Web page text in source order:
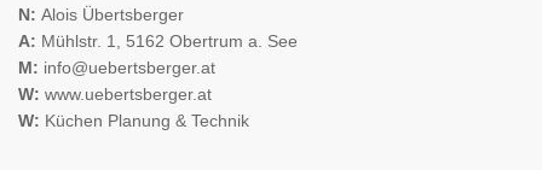
N: Alois Übertsberger
A: Mühlstr. 1, 5162 Obertrum a. See
M: info@uebertsberger.at
W: www.uebertsberger.at
W: Küchen Planung & Technik